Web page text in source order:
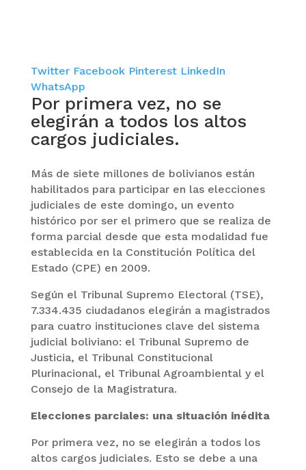
Twitter Facebook Pinterest LinkedIn
WhatsApp
Por primera vez, no se
elegirán a todos los altos
cargos judiciales.
Más de siete millones de bolivianos están
habilitados para participar en las elecciones
judiciales de este domingo, un evento
histórico por ser el primero que se realiza de
forma parcial desde que esta modalidad fue
establecida en la Constitución Política del
Estado (CPE) en 2009.
Según el Tribunal Supremo Electoral (TSE),
7.334.435 ciudadanos elegirán a magistrados
para cuatro instituciones clave del sistema
judicial boliviano: el Tribunal Supremo de
Justicia, el Tribunal Constitucional
Plurinacional, el Tribunal Agroambiental y el
Consejo de la Magistratura.
Elecciones parciales: una situación inédita
Por primera vez, no se elegirán a todos los
altos cargos judiciales. Esto se debe a una